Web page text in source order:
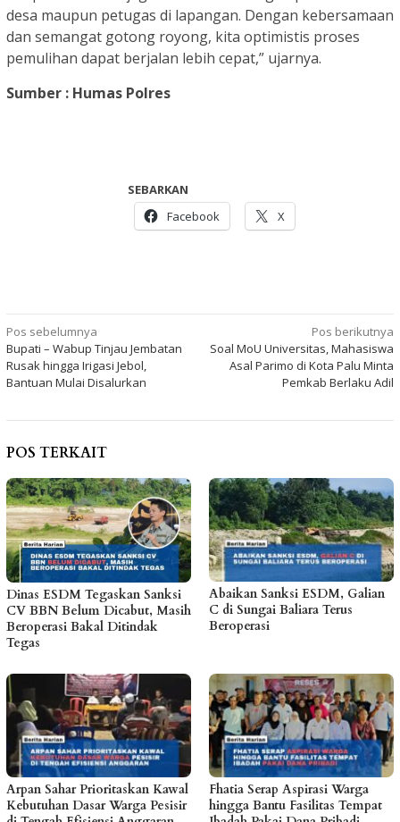
desa maupun petugas di lapangan. Dengan kebersamaan
dan semangat gotong royong, kita optimistis proses
pemulihan dapat berjalan lebih cepat,” ujarnya.
Sumber : Humas Polres
SEBARKAN
Facebook
X
Navigasi
pos
Pos sebelumnya
Bupati – Wabup Tinjau Jembatan
Rusak hingga Irigasi Jebol,
Bantuan Mulai Disalurkan
Pos berikutnya
Soal MoU Universitas, Mahasiswa
Asal Parimo di Kota Palu Minta
Pemkab Berlaku Adil
POS TERKAIT
Dinas ESDM Tegaskan Sanksi
CV BBN Belum Dicabut, Masih
Beroperasi Bakal Ditindak
Tegas
Abaikan Sanksi ESDM, Galian
C di Sungai Baliara Terus
Beroperasi
Arpan Sahar Prioritaskan Kawal
Kebutuhan Dasar Warga Pesisir
Fhatia Serap Aspirasi Warga
hingga Bantu Fasilitas Tempat